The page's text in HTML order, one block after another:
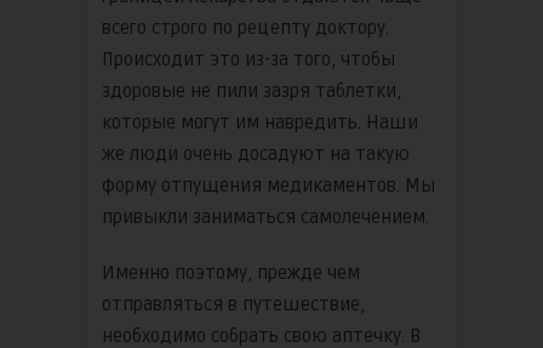
всего строго по рецепту доктору.
Происходит это из-за того, чтобы
здоровые не пили зазря таблетки,
которые могут им навредить. Наши
же люди очень досадуют на такую
форму отпущения медикаментов. Мы
привыкли заниматься самолечением.
Именно поэтому, прежде чем
отправляться в путешествие,
необходимо собрать свою аптечку. В